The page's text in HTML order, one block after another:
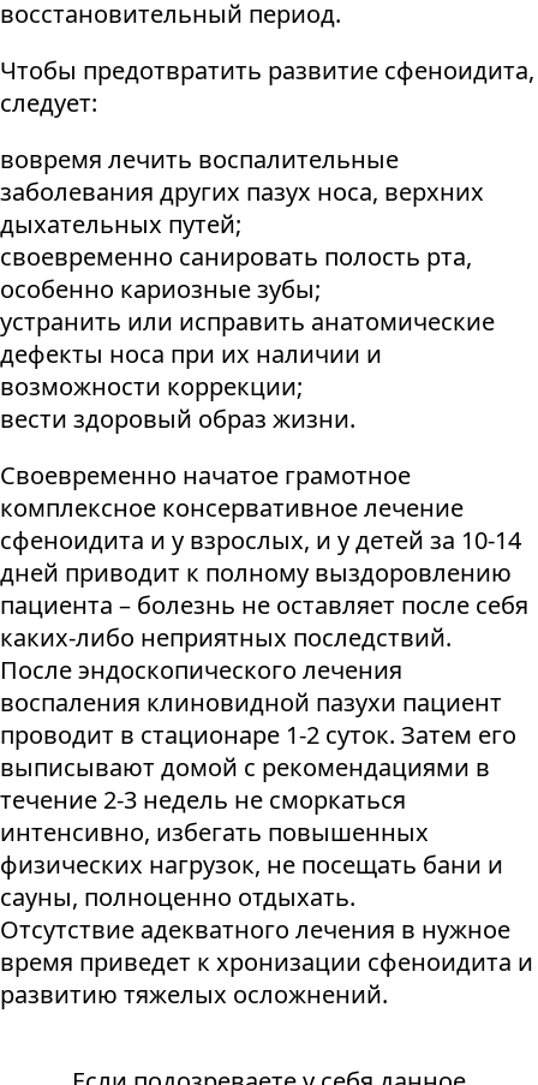
восстановительный период.
Чтобы предотвратить развитие сфеноидита,
следует:
вовремя лечить воспалительные
заболевания других пазух носа, верхних
дыхательных путей;
своевременно санировать полость рта,
особенно кариозные зубы;
устранить или исправить анатомические
дефекты носа при их наличии и
возможности коррекции;
вести здоровый образ жизни.
Своевременно начатое грамотное
комплексное консервативное лечение
сфеноидита и у взрослых, и у детей за 10-14
дней приводит к полному выздоровлению
пациента – болезнь не оставляет после себя
каких-либо неприятных последствий.
После эндоскопического лечения
воспаления клиновидной пазухи пациент
проводит в стационаре 1-2 суток. Затем его
выписывают домой с рекомендациями в
течение 2-3 недель не сморкаться
интенсивно, избегать повышенных
физических нагрузок, не посещать бани и
сауны, полноценно отдыхать.
Отсутствие адекватного лечения в нужное
время приведет к хронизации сфеноидита и
развитию тяжелых осложнений.